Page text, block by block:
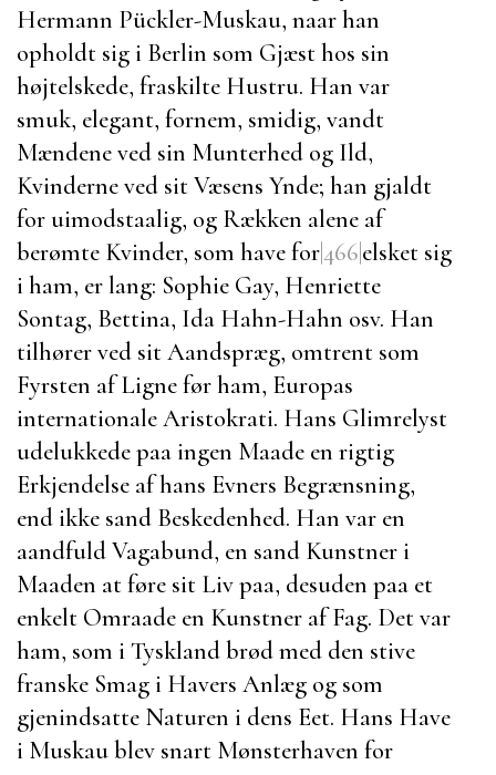
Hermann Pückler-Muskau, naar han
opholdt sig i Berlin som Gjæst hos sin
højtelskede, fraskilte Hustru. Han var
smuk, elegant, fornem, smidig, vandt
Mændene ved sin Munterhed og Ild,
Kvinderne ved sit Væsens Ynde; han gjaldt
for uimodstaalig, og Rækken alene af
berømte Kvinder, som have for|466|elsket sig
i ham, er lang: Sophie Gay, Henriette
Sontag, Bettina, Ida Hahn-Hahn osv. Han
tilhører ved sit Aandspræg, omtrent som
Fyrsten af Lignefør ham, Europas
internationale Aristokrati. Hans Glimrelyst
udelukkede paa ingen Maade en rigtig
Erkjendelse af hans Evners Begrænsning,
end ikke sand Beskedenhed. Han var en
aandfuld Vagabund, en sand Kunstner i
Maaden at føre sit Liv paa, desuden paa et
enkelt Omraade en Kunstner af Fag. Det var
ham, som i Tyskland brød med den stive
franske Smag i Havers Anlæg og som
gjenindsatte Naturen i dens Eet. Hans Have
i Muskaublev snart Mønsterhaven for